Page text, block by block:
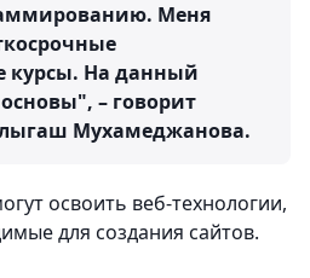
Меня
курсы. На данный
– говорит
Мухамеджанова.
освоить веб-технологии,
для создания сайтов.